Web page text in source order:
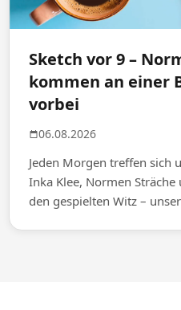
Sketch vor 9 –
kommen an einer
vorbei
06.08.2026
Jeden Morgen treffen sich
Inka Klee, Normen
den gespielten Witz –